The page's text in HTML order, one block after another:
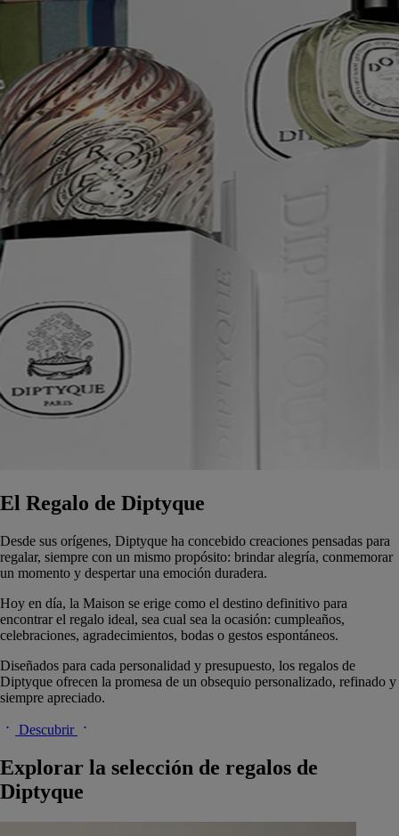
El Regalo de Diptyque
Desde sus orígenes, Diptyque ha concebido creaciones pensadas para
regalar, siempre con un mismo propósito: brindar alegría, conmemorar
un momento y despertar una emoción duradera.
Hoy en día, la Maison se erige como el destino definitivo para
encontrar el regalo ideal, sea cual sea la ocasión: cumpleaños,
celebraciones, agradecimientos, bodas o gestos espontáneos.
Diseñados para cada personalidad y presupuesto, los regalos de
Diptyque ofrecen la promesa de un obsequio personalizado, refinado y
siempre apreciado.
Descubrir
Explorar la selección de regalos de
Diptyque